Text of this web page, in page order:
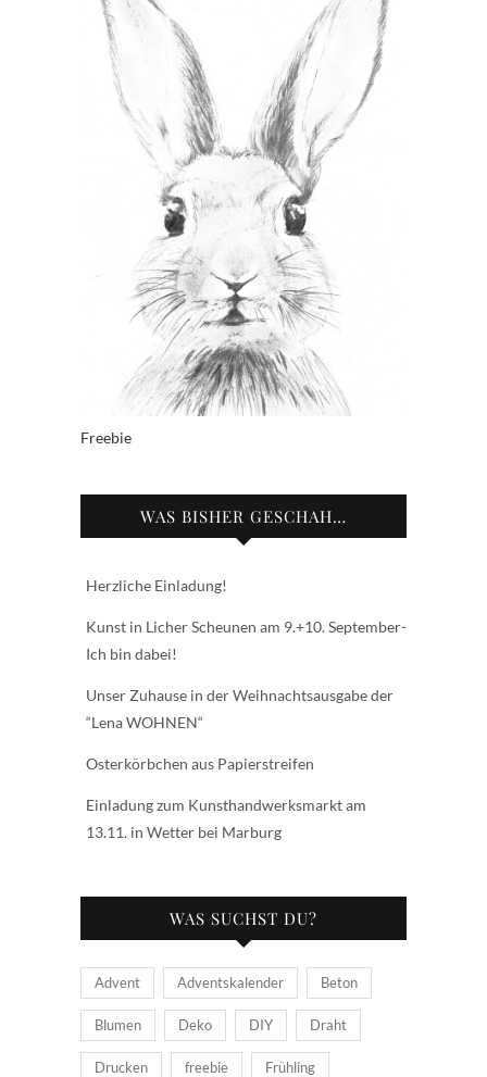
Freebie
WAS BISHER GESCHAH…
Herzliche Einladung!
Kunst in Licher Scheunen am 9.+10. September-
Ich bin dabei!
Unser Zuhause in der Weihnachtsausgabe der
“Lena WOHNEN“
Osterkörbchen aus Papierstreifen
Einladung zum Kunsthandwerksmarkt am
13.11. in Wetter bei Marburg
WAS SUCHST DU?
Advent Adventskalender Beton
Blumen Deko DIY Draht
Drucken freebie Frühling